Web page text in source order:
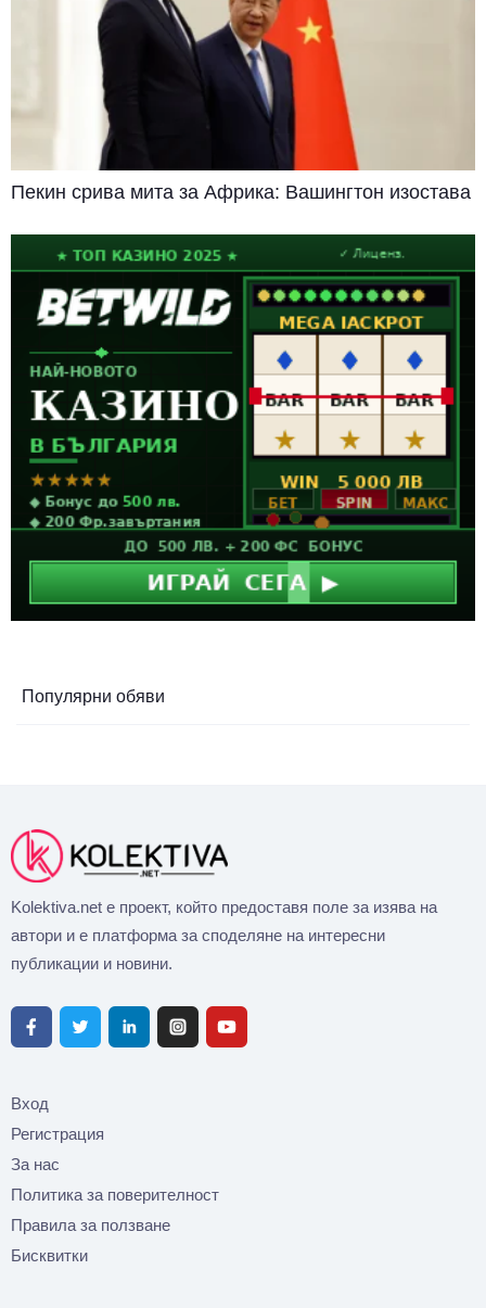
Пекин срива мита за Африка: Вашингтон изостава
Популярни обяви
Kolektiva.net е проект, който предоставя поле за изява на
автори и е платформа за споделяне на интересни
публикации и новини.
Вход
Регистрация
За нас
Политика за поверителност
Правила за ползване
Бисквитки